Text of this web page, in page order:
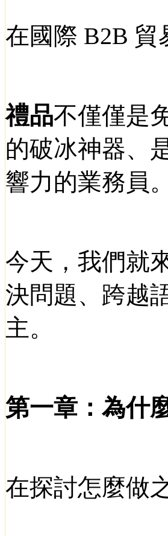
在國際 B2B 貿
禮品不僅僅是
的破冰神器、
響力的業務員。
今天，我們就
決問題、跨越
主。
第一章：為什
在探討怎麼做